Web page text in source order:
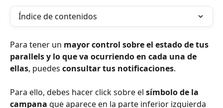
Índice de contenidos
Para tener un mayor control sobre el estado de tus
parallels y lo que va ocurriendo en cada una de
ellas, puedes consultar tus notificaciones.
Para ello, debes hacer click sobre el símbolo de la
campana que aparece en la parte inferior izquierda